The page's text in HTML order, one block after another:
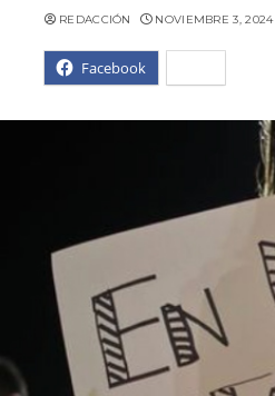
Facebook
REDACCIÓN NOVIEMBRE 3, 2024